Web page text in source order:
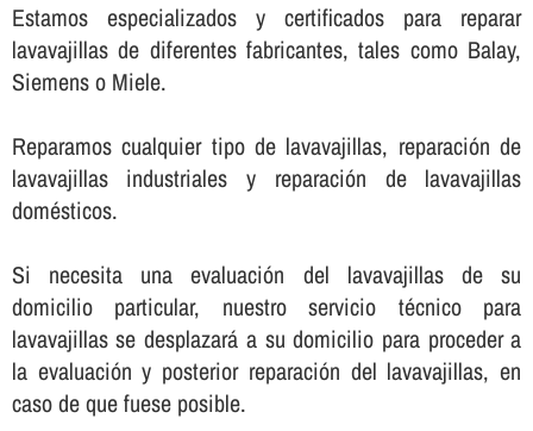
Estamos especializados y certificados para reparar
lavavajillas de diferentes fabricantes, tales como Balay,
Siemens o Miele.
Reparamos cualquier tipo de lavavajillas, reparación de
lavavajillas industriales y reparación de lavavajillas
domésticos.
Si necesita una evaluación del lavavajillas de su
domicilio particular, nuestro servicio técnico para
lavavajillas se desplazará a su domicilio para proceder a
la evaluación y posterior reparación del lavavajillas, en
caso de que fuese posible.